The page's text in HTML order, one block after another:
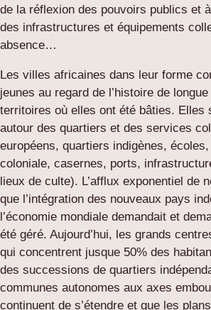
de la réflexion des pouvoirs publics et
des infrastructures et équipements
absence…
Les villes africaines dans leur forme
jeunes au regard de l’histoire de
territoires où elles ont été bâties. Elles
autour des quartiers et des services
européens, quartiers indigènes,
coloniale, casernes, ports,
lieux de culte). L’afflux exponentiel de
que l’intégration des nouveaux pays
l’économie mondiale demandait et
été géré. Aujourd’hui, les grands
qui concentrent jusque 50% des
des successions de quartiers
communes autonomes aux axes
continuent de s’étendre et que les